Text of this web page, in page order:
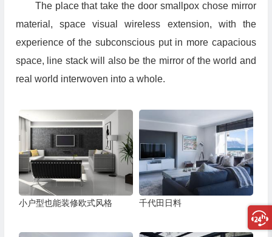
The place that take the door smallpox chose mirror
material, space visual wireless extension, with the
experience of the subconscious put in more capacious
space, line stack will also be the mirror of the world and
real world interwoven into a whole.
小户型也能装修欧式风格 千代田日料